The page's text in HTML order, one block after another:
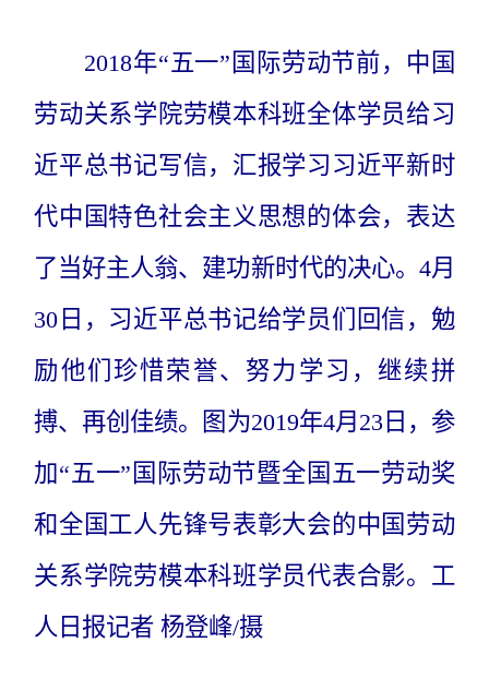
2018年“五一”国际劳动节前，中国
劳动关系学院劳模本科班全体学员给习
近平总书记写信，汇报学习习近平新时
代中国特色社会主义思想的体会，表达
了当好主人翁、建功新时代的决心。4月
30日，习近平总书记给学员们回信，勉
励他们珍惜荣誉、努力学习，继续拼
搏、再创佳绩。图为2019年4月23日，参
加“五一”国际劳动节暨全国五一劳动奖
和全国工人先锋号表彰大会的中国劳动
关系学院劳模本科班学员代表合影。工
人日报记者 杨登峰/摄